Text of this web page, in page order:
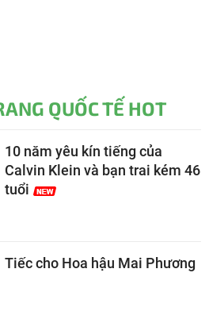
QUỐC TẾ HOT
10 năm yêu kín tiếng của
Calvin Klein và bạn trai kém 46
tuổi
Tiếc cho Hoa hậu Mai Phương